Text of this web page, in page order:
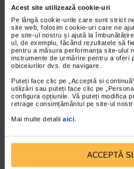
Acest site utilizează cookie-uri
Pe lângă cookie-urile care sunt strict
site web, folosim cookie-uri care ne
pe site-ul nostru și ajută la
ul, de exemplu, făcând rezultatele să
pentru a măsura performanța site-ului
instrumente de urmărire pentru a oferi
obiceiurilor dvs. de navigare.
Puteți face clic pe „Acceptă si
utilizări sau puteți face clic pe
configura opțiunile. Vă puteți modifica
retrage consimțământul pe site-ul
Mai multe detalii aici
ACCEPTĂ
CLIPA DE ARTA
Nicolae Tonitza –
147 vizualizari
VIDEO